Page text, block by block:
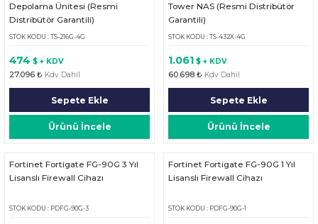
Depolama Ünitesi (Resmi
Distribütör Garantili)
STOK KODU : TS-216G-4G
474 $ + KDV
27.096 ₺ Kdv Dahil
Sepete Ekle
Ürünü İncele
Tower NAS (Resmi Distribütör
Garantili)
STOK KODU : TS-432X-4G
1.061 $ + KDV
60.698 ₺ Kdv Dahil
Sepete Ekle
Ürünü İncele
Fortinet Fortigate FG-90G 3 Yıl
Lisanslı Firewall Cihazı
STOK KODU : PDFG-90G-3
Fortinet Fortigate FG-90G 1 Yıl
Lisanslı Firewall Cihazı
STOK KODU : PDFG-90G-1